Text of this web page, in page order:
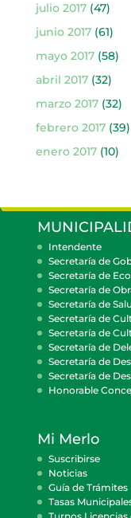
julio 2017(47)
junio 2017(61)
mayo 2017(58)
abril 2017(32)
marzo 2017(32)
febrero 2017(39)
enero 2017(10)
Intendente
Secretaría de
Secretaría de
Secretaría de
Secretaría de
Secretaría de
Secretaría de
Secretaría de
Secretaría de
Secretaría de
Honorable
Mi Merlo
Suscribirse
Noticias
Guía de Trámites
Tasas